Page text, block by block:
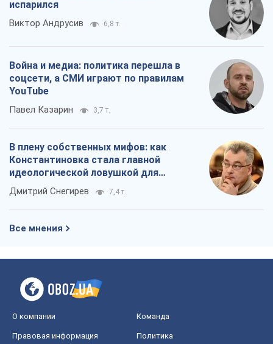
испарился
Виктор Андрусив 6,8 т.
Война и медиа: политика перешла в
соцсети, а СМИ играют по правилам
YouTube
Павел Казарин 3,7 т.
В плену собственных мифов: как
Константиновка стала главной
идеологической ловушкой для
российских оккупантов
Дмитрий Снегирев 7,4 т.
Все мнения
О компании Команда
Правовая информация
Политика